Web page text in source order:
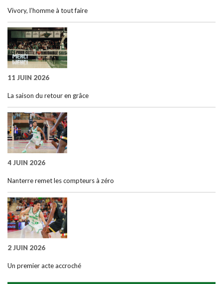
Vivory, l’homme à tout faire
11 JUIN 2026
La saison du retour en grâce
4 JUIN 2026
Nanterre remet les compteurs à zéro
2 JUIN 2026
Un premier acte accroché